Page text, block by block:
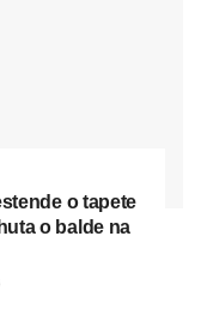
o tapete
o balde na